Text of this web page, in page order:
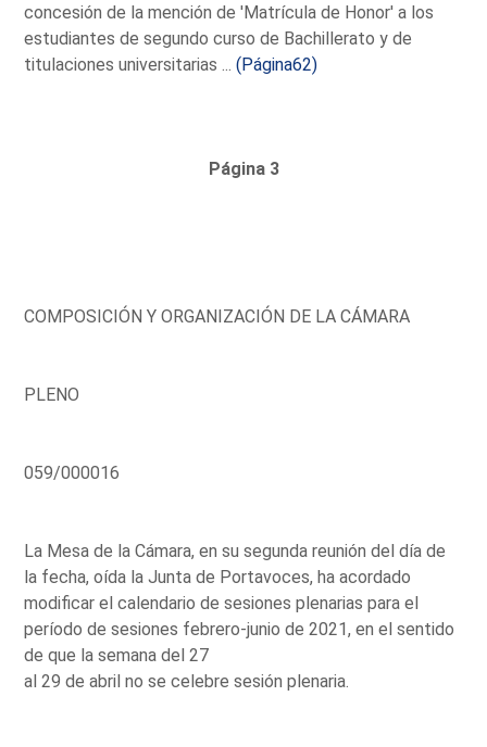
concesión de la mención de 'Matrícula de Honor' a los
estudiantes de segundo curso de Bachillerato y de
titulaciones universitarias ...(Página62)
Página 3
COMPOSICIÓN Y ORGANIZACIÓN DE LA CÁMARA
PLENO
059/000016
La Mesa de la Cámara, en su segunda reunión del día de
la fecha, oída la Junta de Portavoces, ha acordado
modificar el calendario de sesiones plenarias para el
período de sesiones febrero-junio de 2021, en el sentido
de que la semana del 27
al 29 de abril no se celebre sesión plenaria.